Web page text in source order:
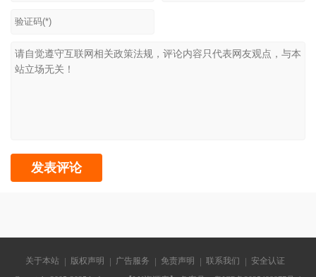
关于本站 版权声明 广告服务 免责声明 联系我们
安全认证